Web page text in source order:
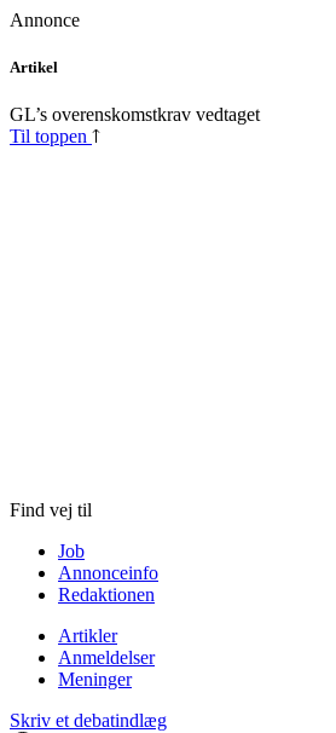
Annonce
Skip
content
Artikel
GL’s overenskomstkrav vedtaget
Til toppen
Find vej til
Job
Annonceinfo
Redaktionen
Artikler
Anmeldelser
Meninger
Skriv et debatindlæg